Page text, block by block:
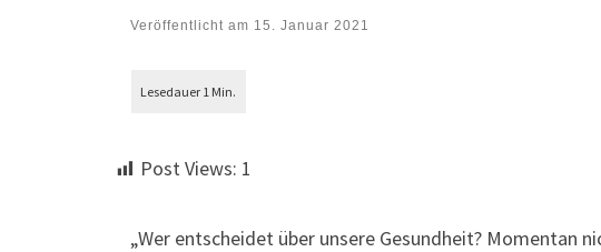
Veröffentlicht am 15. Januar 2021
Post Views: 1
„Wer entscheidet über unsere Gesundheit? Momentan